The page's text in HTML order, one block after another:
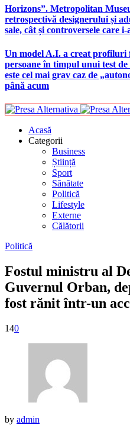
Horizons”. Metropolitan
retrospectivă designerului și
sale, cât și controversele care
Un model A.I. a creat profiluri
persoane în timpul unui test
este cel mai grav caz de
până acum
Acasă
Categorii
Business
Știință
Sport
Sănătate
Politică
Lifestyle
Externe
Călătorii
Politică
Fostul ministru al
Guvernul Orban,
fost rănit într-un
140
by admin